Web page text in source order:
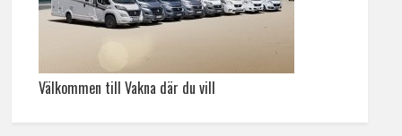
Välkommen till Vakna där du vill